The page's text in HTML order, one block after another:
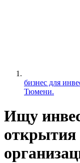
бизнес для
Тюмени.
Ищу